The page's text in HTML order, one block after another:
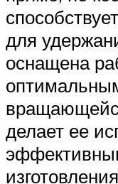
для
оснащена
делает ее